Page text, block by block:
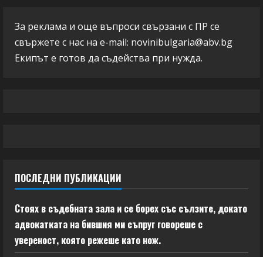
За реклама и още въпроси свързани с ПР се
свържете с нас на e-mail: novinibulgaria@abv.bg
Екипът е готов да съдейства при нужда.
ПОСЛЕДНИ ПУБЛИКАЦИИ
Стоях в съдебната зала и се борех със сълзите, докато
адвокатката на бившия ми съпруг говореше с
увереност, която режеше като нож.